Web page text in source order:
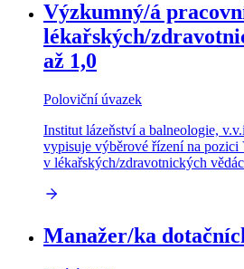
Výzkumný/á
lékařských/
až 1,0
Poloviční úvazek
Institut lázeňství a balneologie,
vypisuje výběrové řízení na
v lékařských/zdravotnických
Manažer/ka